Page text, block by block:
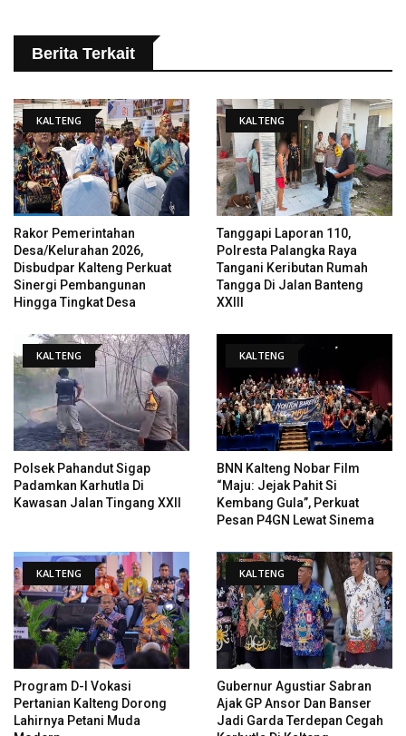
Berita Terkait
KALTENG
Rakor Pemerintahan
Desa/Kelurahan 2026,
Disbudpar Kalteng Perkuat
Sinergi Pembangunan
Hingga Tingkat Desa
KALTENG
Tanggapi Laporan 110,
Polresta Palangka Raya
Tangani Keributan Rumah
Tangga Di Jalan Banteng
XXIII
KALTENG
Polsek Pahandut Sigap
Padamkan Karhutla Di
Kawasan Jalan Tingang XXII
KALTENG
BNN Kalteng Nobar Film
“Maju: Jejak Pahit Si
Kembang Gula”, Perkuat
Pesan P4GN Lewat Sinema
KALTENG
Program D-I Vokasi
Pertanian Kalteng Dorong
Lahirnya Petani Muda
KALTENG
Gubernur Agustiar Sabran
Ajak GP Ansor Dan Banser
Jadi Garda Terdepan Cegah